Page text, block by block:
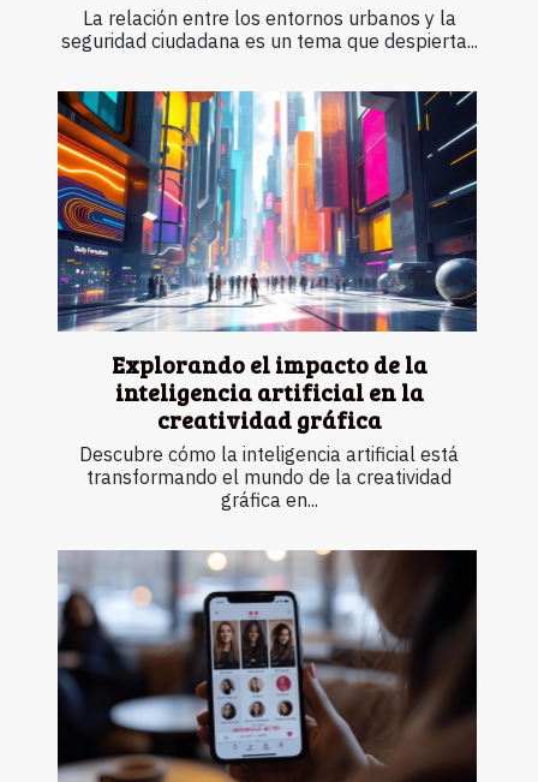
La relación entre los entornos urbanos y la
seguridad ciudadana es un tema que despierta...
Explorando el impacto de la
inteligencia artificial en la
creatividad gráfica
Descubre cómo la inteligencia artificial está
transformando el mundo de la creatividad
gráfica en...